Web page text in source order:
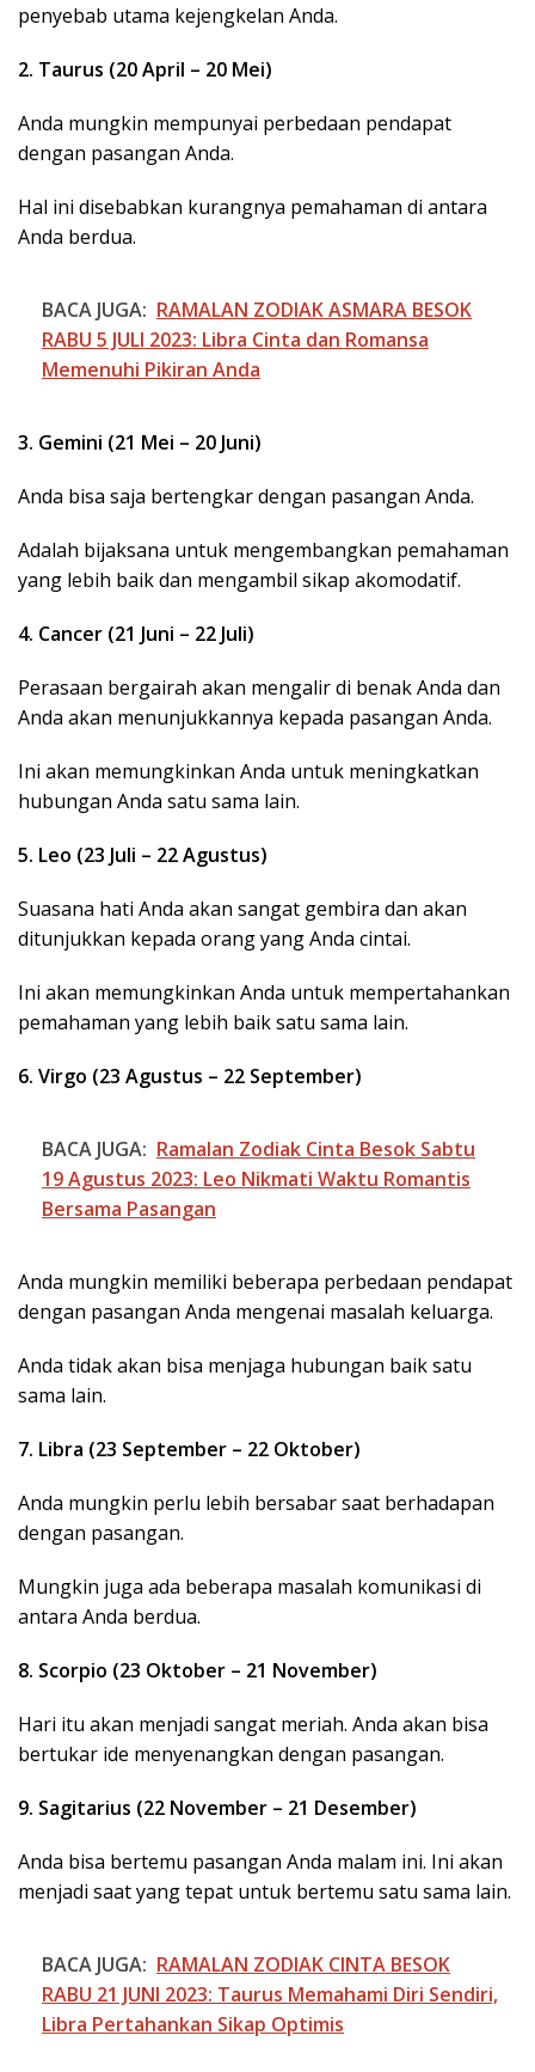
penyebab utama kejengkelan Anda.
2. Taurus (20 April – 20 Mei)
Anda mungkin mempunyai perbedaan pendapat
dengan pasangan Anda.
Hal ini disebabkan kurangnya pemahaman di antara
Anda berdua.
BACA JUGA: RAMALAN ZODIAK ASMARA BESOK
RABU 5 JULI 2023: Libra Cinta dan Romansa
Memenuhi Pikiran Anda
3. Gemini (21 Mei – 20 Juni)
Anda bisa saja bertengkar dengan pasangan Anda.
Adalah bijaksana untuk mengembangkan pemahaman
yang lebih baik dan mengambil sikap akomodatif.
4. Cancer (21 Juni – 22 Juli)
Perasaan bergairah akan mengalir di benak Anda dan
Anda akan menunjukkannya kepada pasangan Anda.
Ini akan memungkinkan Anda untuk meningkatkan
hubungan Anda satu sama lain.
5. Leo (23 Juli – 22 Agustus)
Suasana hati Anda akan sangat gembira dan akan
ditunjukkan kepada orang yang Anda cintai.
Ini akan memungkinkan Anda untuk mempertahankan
pemahaman yang lebih baik satu sama lain.
6. Virgo (23 Agustus – 22 September)
BACA JUGA: Ramalan Zodiak Cinta Besok Sabtu
19 Agustus 2023: Leo Nikmati Waktu Romantis
Bersama Pasangan
Anda mungkin memiliki beberapa perbedaan pendapat
dengan pasangan Anda mengenai masalah keluarga.
Anda tidak akan bisa menjaga hubungan baik satu
sama lain.
7. Libra (23 September – 22 Oktober)
Anda mungkin perlu lebih bersabar saat berhadapan
dengan pasangan.
Mungkin juga ada beberapa masalah komunikasi di
antara Anda berdua.
8. Scorpio (23 Oktober – 21 November)
Hari itu akan menjadi sangat meriah. Anda akan bisa
bertukar ide menyenangkan dengan pasangan.
9. Sagitarius (22 November – 21 Desember)
Anda bisa bertemu pasangan Anda malam ini. Ini akan
menjadi saat yang tepat untuk bertemu satu sama lain.
BACA JUGA: RAMALAN ZODIAK CINTA BESOK
RABU 21 JUNI 2023: Taurus Memahami Diri Sendiri,
Libra Pertahankan Sikap Optimis